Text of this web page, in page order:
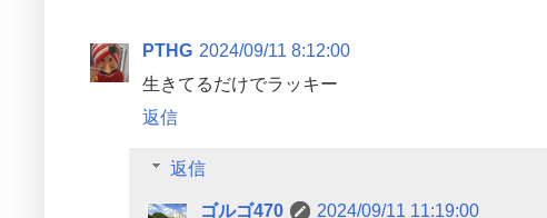
PTHG 2024/09/11 8:12:00
生きてるだけでラッキー
返信
返信
ゴルゴ470 2024/09/11 11:19:00